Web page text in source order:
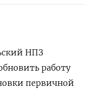
НПЗ
работу
первичной